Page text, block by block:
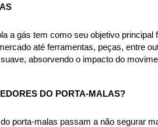
a gás tem como seu objetivo
até ferramentas, peças, entre
absorvendo o impacto do
DO PORTA-MALAS?
porta-malas passam a não segurar